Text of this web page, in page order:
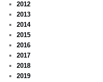
2012
2013
2014
2015
2016
2017
2018
2019